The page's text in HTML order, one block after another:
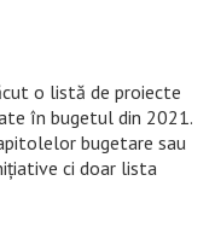
o listă de proiecte
în bugetul din 2021.
bugetare sau
ci doar lista